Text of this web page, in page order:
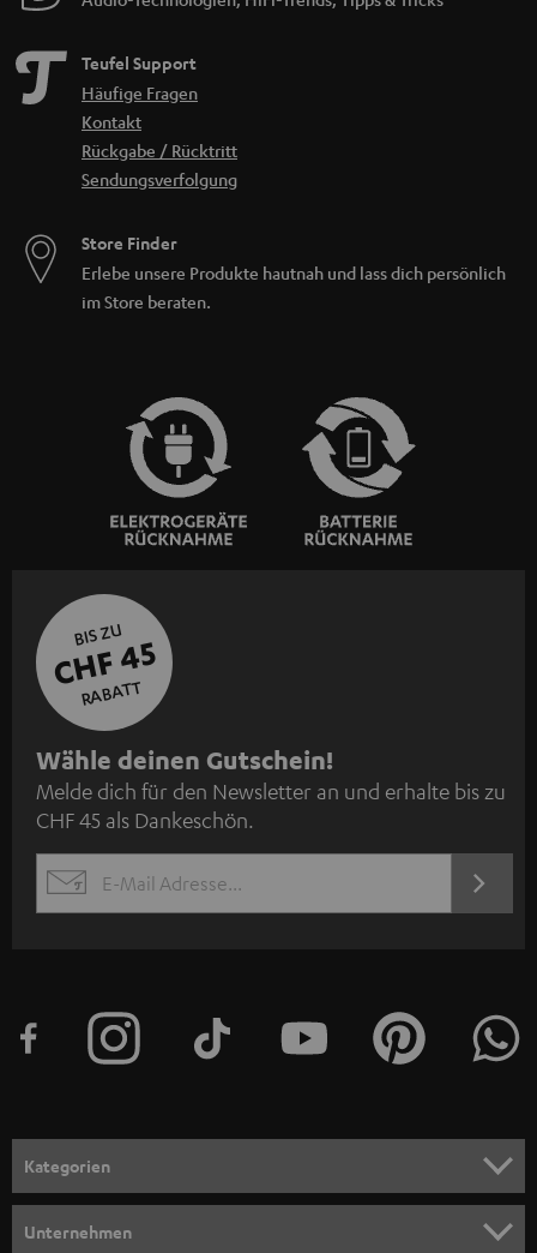
Teufel Support
Häufige Fragen
Kontakt
Rückgabe / Rücktritt
Sendungsverfolgung
Store Finder
Erlebe unsere Produkte hautnah und lass dich persönlich
im Store beraten.
BIS ZU
CHF 45
RABATT
N
e
w
s
l
e
n
m
e
Wähle deinen Gutschein!
Melde dich für den Newsletter an und erhalte bis zu
CHF 45 als Dankeschön.
EMAIL
JETZT
Kategorien
Unternehmen